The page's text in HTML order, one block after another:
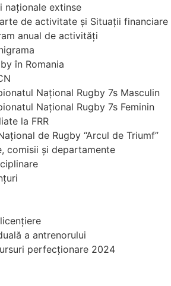
naționale extinse
de activitate și Situații financiare
anual de activități
în Romania
Național Rugby 7s Masculin
Național Rugby 7s Feminin
la FRR
de Rugby “Arcul de Triumf”
comisii și departamente
a antrenorului
perfecționare 2024